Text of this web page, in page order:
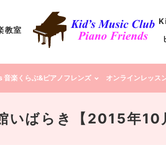
教室
音楽くらぶ&ピアノフレンズ オンラインレッス
いばらき【2015年10